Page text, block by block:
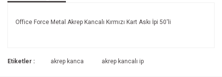
Office Force Metal Akrep Kancalı Kırmızı Kart Askı İpi 50'li
Görüş ve önerileriniz için teşekkür ederiz.
Etiketler : akrep kanca akrep kancalı ip